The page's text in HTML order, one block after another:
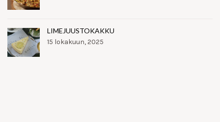
LIMEJUUSTOKAKKU
15 lokakuun, 2025